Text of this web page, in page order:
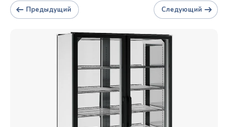
Предыдущий Следующий